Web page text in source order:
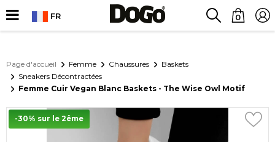
FR 0
Page d'accueil Femme Chaussures
Baskets
Sneakers Décontractées
Femme Cuir Vegan Blanc Baskets - The Wise Owl Motif
-30% sur le 2ême